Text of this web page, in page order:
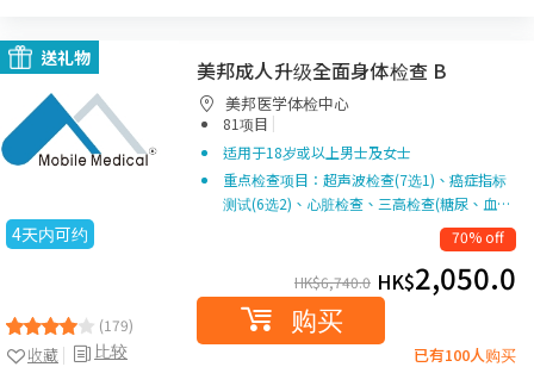
送礼物
4天内可约
(179)
比较
收藏
美邦成人升级全面身体检查 B
美邦医学体检中心
81项目 |
适用于18岁或以上男士及女士
重点检查项目：超声波检查(7选1)、癌症指标
测试(6选2)、心脏检查、三高检查(糖尿、血…
70% off
HK$6,740.0 HK$2,050.0
购买
已有100人购买